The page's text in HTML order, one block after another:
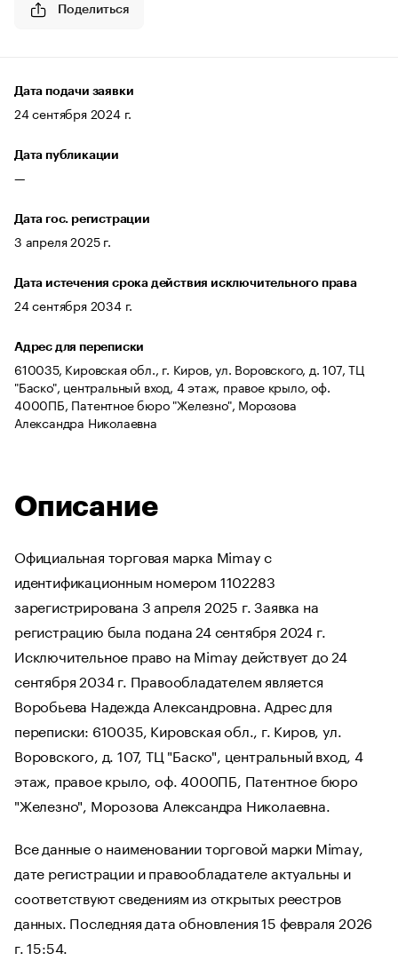
Поделиться
Дата подачи заявки
24 сентября 2024 г.
Дата публикации
—
Дата гос. регистрации
3 апреля 2025 г.
Дата истечения срока действия исключительного права
24 сентября 2034 г.
Адрес для переписки
610035, Кировская обл., г. Киров, ул. Воровского, д. 107, ТЦ
"Баско", центральный вход, 4 этаж, правое крыло, оф.
4000ПБ, Патентное бюро "Железно", Морозова
Александра Николаевна
Описание
Официальная торговая марка Mimay с
идентификационным номером 1102283
зарегистрирована 3 апреля 2025 г. Заявка на
регистрацию была подана 24 сентября 2024 г.
Исключительное право на Mimay действует до 24
сентября 2034 г. Правообладателем является
Воробьева Надежда Александровна. Адрес для
переписки: 610035, Кировская обл., г. Киров, ул.
Воровского, д. 107, ТЦ "Баско", центральный вход, 4
этаж, правое крыло, оф. 4000ПБ, Патентное бюро
"Железно", Морозова Александра Николаевна.
Все данные о наименовании торговой марки Mimay,
дате регистрации и правообладателе актуальны и
соответствуют сведениям из открытых реестров
данных. Последняя дата обновления 15 февраля 2026
г. 15:54.